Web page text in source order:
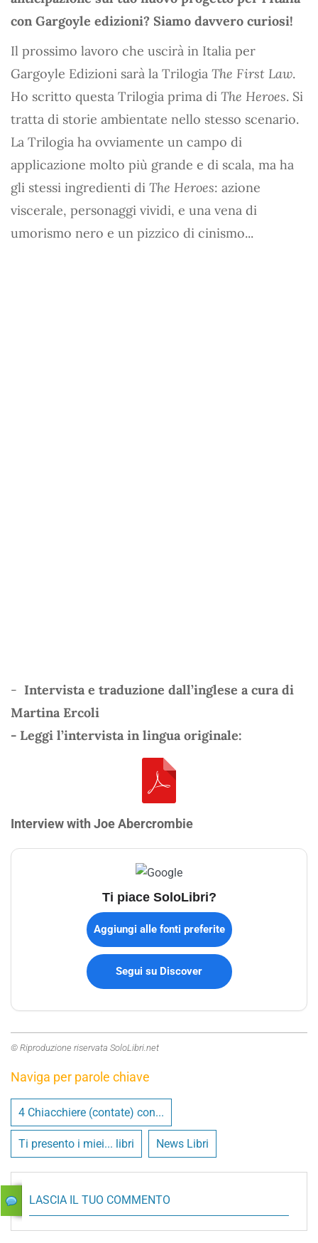
con Gargoyle edizioni? Siamo davvero curiosi!
Il prossimo lavoro che uscirà in Italia per
Gargoyle Edizioni sarà la Trilogia The First Law.
Ho scritto questa Trilogia prima di The Heroes. Si
tratta di storie ambientate nello stesso scenario.
La Trilogia ha ovviamente un campo di
applicazione molto più grande e di scala, ma ha
gli stessi ingredienti di The Heroes: azione
viscerale, personaggi vividi, e una vena di
umorismo nero e un pizzico di cinismo...
- Intervista e traduzione dall’inglese a cura di
Martina Ercoli
- Leggi l’intervista in lingua originale:
Interview with Joe Abercrombie
Ti piace SoloLibri?
Aggiungi alle fonti preferite
Segui su Discover
© Riproduzione riservata SoloLibri.net
Naviga per parole chiave
4 Chiacchiere (contate) con...
Ti presento i miei... libri News Libri
LASCIA IL TUO COMMENTO